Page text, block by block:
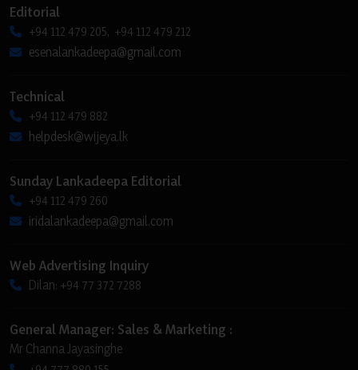
Editorial
+94 112 479 205, +94 112 479 212
esenalankadeepa@gmail.com
Technical
+94 112 479 882
helpdesk@wijeya.lk
Sunday Lankadeepa Editorial
+94 112 479 260
iridalankadeepa@gmail.com
Web Advertising Inquiry
Dilan: +94 77 372 7288
General Manager: Sales & Marketing :
Mr Channa Jayasinghe